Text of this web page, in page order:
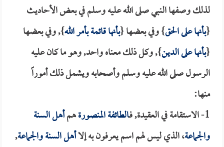
لذلك وصفها النبي صلى الله عليه وسلم في بعض الأحاديث
{بأنها على الحق} وفي بعضها {بأنها قائمة بأمر الله}, وفي بعضها
{بأنها على الدين}, وكل ذلك معناه واحد, وهو ما كان عليه
الرسول صلى الله عليه وسلم وأصحابه ويشمل ذلك أموراً
منها:
1- الاستقامة في العقيدة, فـ
الطائفة المنصورةهمأهل السنة
والجماعة، الذي ليس لهم اسم يعرفون به إلاأهل السنة والجماعة,